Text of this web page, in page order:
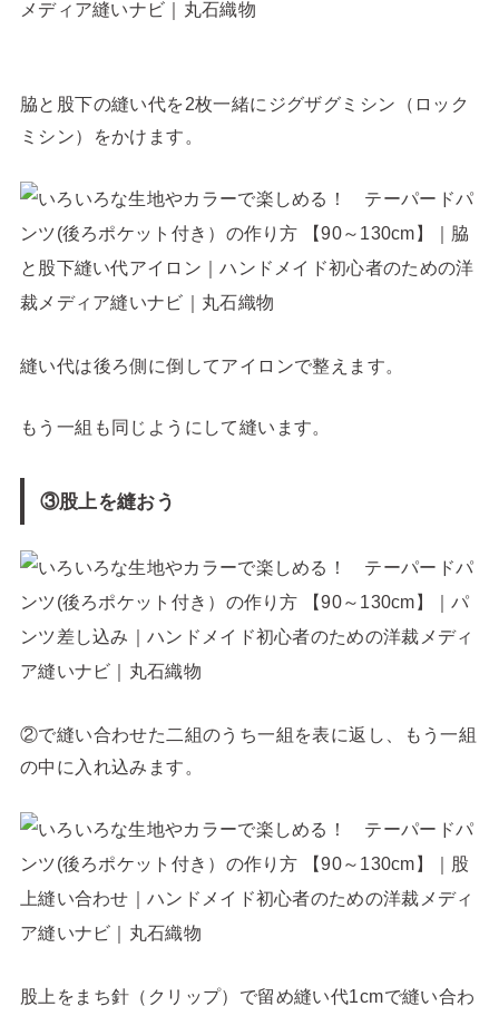
脇と股下の縫い代を2枚一緒にジグザグミシン（ロック
ミシン）をかけます。
縫い代は後ろ側に倒してアイロンで整えます。
もう一組も同じようにして縫います。
③股上を縫おう
②で縫い合わせた二組のうち一組を表に返し、もう一組
の中に入れ込みます。
股上をまち針（クリップ）で留め縫い代1cmで縫い合わ